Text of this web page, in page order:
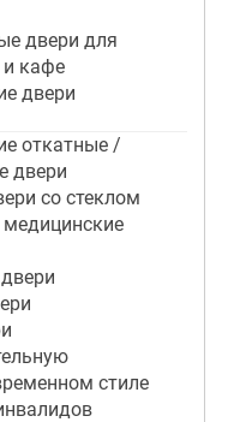
двери для
и кафе
двери
откатные /
двери
со стеклом
стиле
и отелей